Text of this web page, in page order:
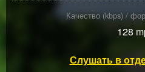
Качество (kbps) /
128
Слушать в